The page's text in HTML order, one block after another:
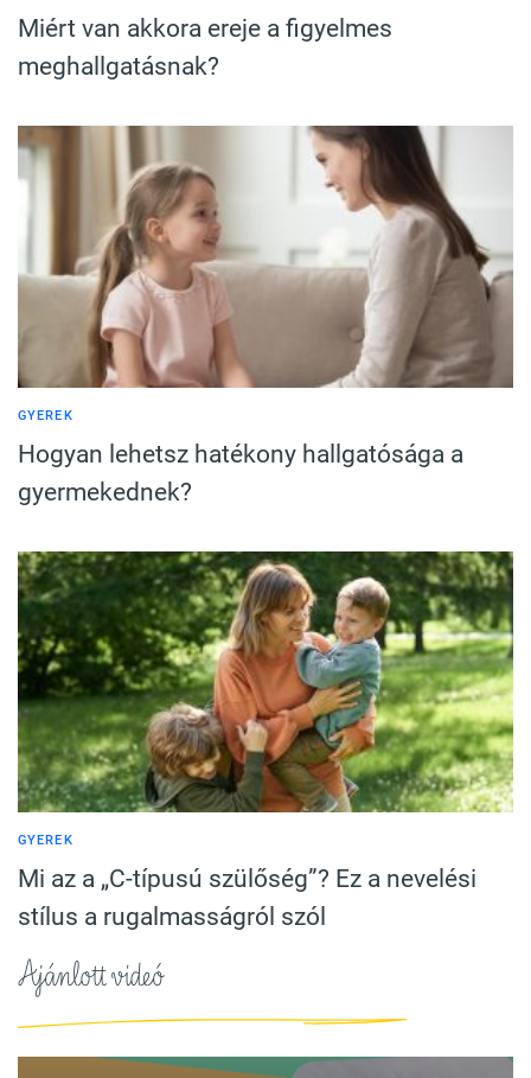
Miért van akkora ereje a figyelmes
meghallgatásnak?
GYEREK
Hogyan lehetsz hatékony hallgatósága a
gyermekednek?
GYEREK
Mi az a „C-típusú szülőség”? Ez a nevelési
stílus a rugalmasságról szól
Ajánlott videó